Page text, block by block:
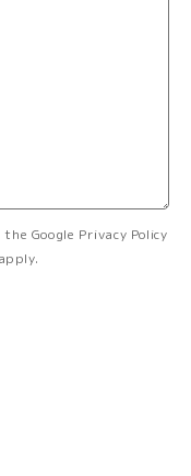
Google Privacy Policy
apply.